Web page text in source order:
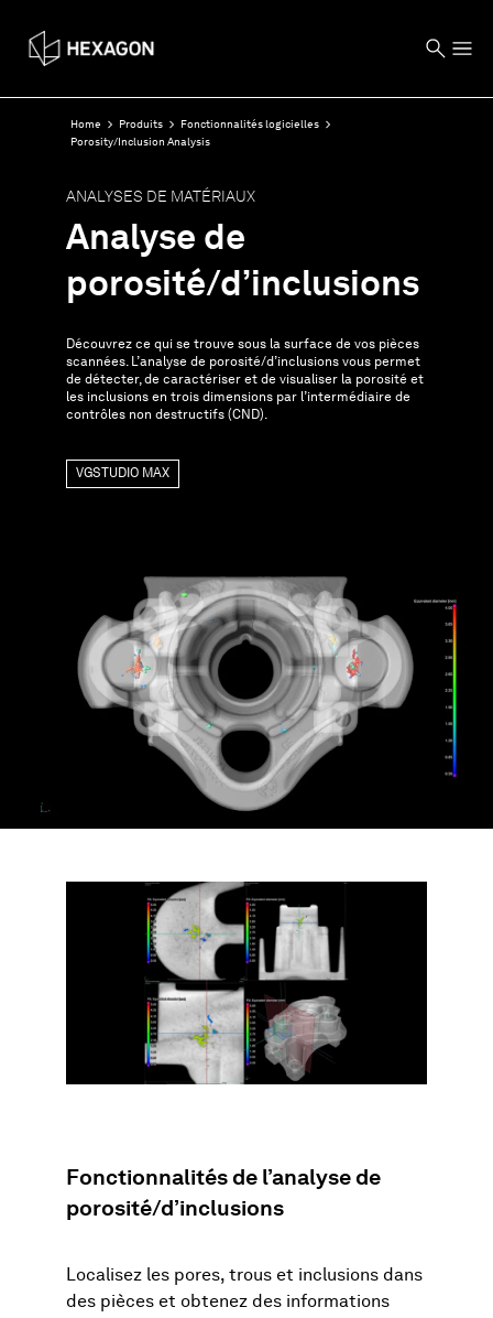
Home Produits
Fonctionnalités logicielles
Porosity/Inclusion Analysis
ANALYSES DE MATÉRIAUX
Analyse de
porosité/d’inclusions
Découvrez ce qui se trouve sous la surface de vos pièces
scannées. L’analyse de porosité/d’inclusions vous permet
de détecter, de caractériser et de visualiser la porosité et
les inclusions en trois dimensions par l’intermédiaire de
contrôles non destructifs (CND).
VGSTUDIO MAX
Fonctionnalités de l’analyse de
porosité/d’inclusions
Localisez les pores, trous et inclusions dans
des pièces et obtenez des informations